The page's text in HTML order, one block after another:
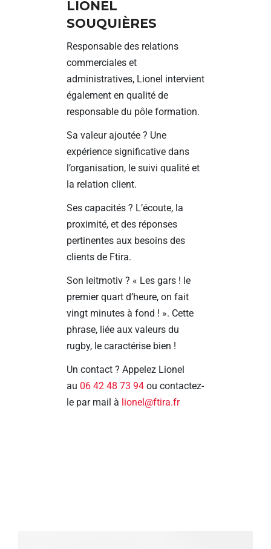
LIONEL
SOUQUIÈRES
Responsable des relations
commerciales et
administratives, Lionel intervient
également en qualité de
responsable du pôle formation.
Sa valeur ajoutée ? Une
expérience significative dans
l’organisation, le suivi qualité et
la relation client.
Ses capacités ? L’écoute, la
proximité, et des réponses
pertinentes aux besoins des
clients de Ftira.
Son leitmotiv ? « Les gars ! le
premier quart d’heure, on fait
vingt minutes à fond ! ». Cette
phrase, liée aux valeurs du
rugby, le caractérise bien !
Un contact ? Appelez Lionel
au 06 42 48 73 94 ou contactez-
le par mail à lionel@ftira.fr